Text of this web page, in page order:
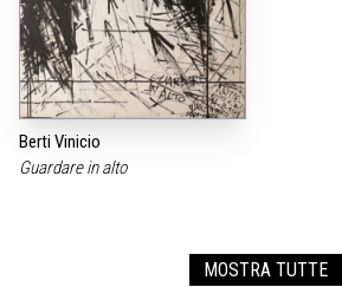
Berti Vinicio
Guardare in alto
MOSTRA TUTTE